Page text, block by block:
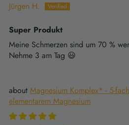
Jürgen H.
Super Produkt
Meine Schmerzen sind um 70 %
Nehme 3 am Tag 😃
Magnesium Komplex* -
elementarem Magnesium